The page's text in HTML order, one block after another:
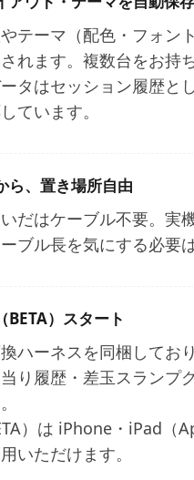
テーマ（配色・フォン
れます。 複数台をお持
タはセッション履歴と
ています。
ら、置き場所自由
だはケーブル不要。実
ブル長を気にする必要
BETA）スタート
ハーネスを同梱してお
り履歴・差玉スランプ
）は iPhone・iPad（
いただけます。